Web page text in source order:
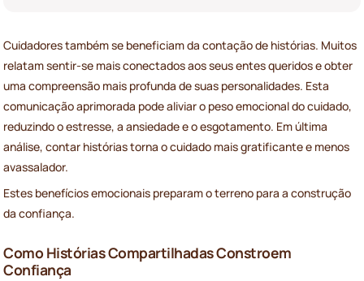
Cuidadores também se beneficiam da contação de histórias. Muitos
relatam sentir-se mais conectados aos seus entes queridos e obter
uma compreensão mais profunda de suas personalidades. Esta
comunicação aprimorada pode aliviar o peso emocional do cuidado,
reduzindo o estresse, a ansiedade e o esgotamento. Em última
análise, contar histórias torna o cuidado mais gratificante e menos
avassalador.
Estes benefícios emocionais preparam o terreno para a construção
da confiança.
Como Histórias Compartilhadas Constroem
Confiança